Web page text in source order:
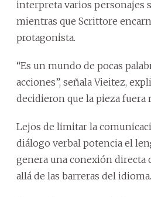
interpreta varios personajes
mientras que Scrittore
protagonista.
“Es un mundo de pocas
acciones”, señala Vieitez,
decidieron que la pieza fuera
Lejos de limitar la
diálogo verbal potencia el
genera una conexión directa
allá de las barreras del idioma.